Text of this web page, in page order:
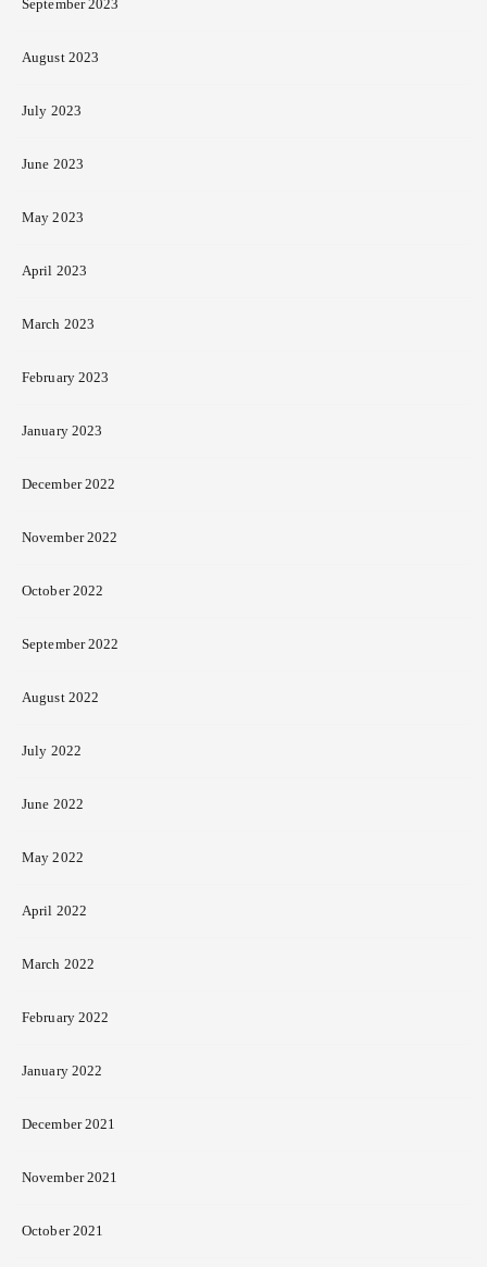
September 2023
August 2023
July 2023
June 2023
May 2023
April 2023
March 2023
February 2023
January 2023
December 2022
November 2022
October 2022
September 2022
August 2022
July 2022
June 2022
May 2022
April 2022
March 2022
February 2022
January 2022
December 2021
November 2021
October 2021